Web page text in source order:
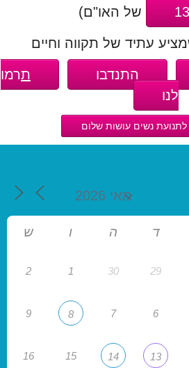
של האו"ם)
עתיד של תקווה וחיים
התנדבו תרמו
לנו
נשים עושות שלום
ד ה ו ש
29
30
1
2
6
7
8
9
13
14
15
16